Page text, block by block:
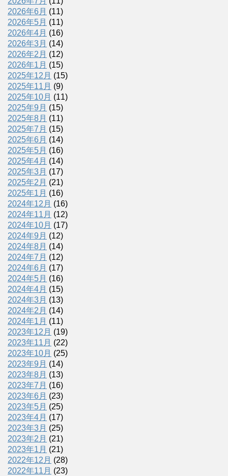
2026年6月 (11)
2026年5月 (11)
2026年4月 (16)
2026年3月 (14)
2026年2月 (12)
2026年1月 (15)
2025年12月 (15)
2025年11月 (9)
2025年10月 (11)
2025年9月 (15)
2025年8月 (11)
2025年7月 (15)
2025年6月 (14)
2025年5月 (16)
2025年4月 (14)
2025年3月 (17)
2025年2月 (21)
2025年1月 (16)
2024年12月 (16)
2024年11月 (12)
2024年10月 (17)
2024年9月 (12)
2024年8月 (14)
2024年7月 (12)
2024年6月 (17)
2024年5月 (16)
2024年4月 (15)
2024年3月 (13)
2024年2月 (14)
2024年1月 (11)
2023年12月 (19)
2023年11月 (22)
2023年10月 (25)
2023年9月 (14)
2023年8月 (13)
2023年7月 (16)
2023年6月 (23)
2023年5月 (25)
2023年4月 (17)
2023年3月 (25)
2023年2月 (21)
2023年1月 (21)
2022年12月 (28)
2022年11月 (23)